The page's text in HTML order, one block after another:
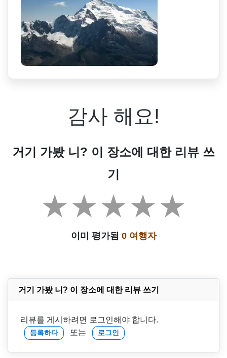
감사 해요!
거기 가봤 니? 이 장소에 대한 리뷰 쓰
기
이미 평가됨 0 여행자
거기 가봤 니? 이 장소에 대한 리뷰 쓰기
리뷰를 게시하려면 로그인해야 합니다.
등록하다 또는 로그인